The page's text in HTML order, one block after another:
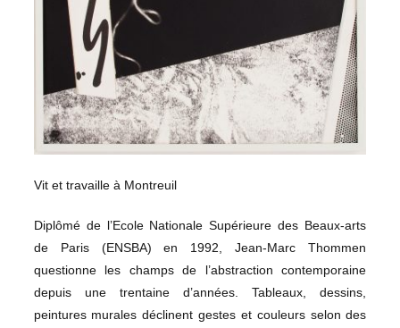
Vit et travaille à Montreuil
Diplômé de l’Ecole Nationale Supérieure des Beaux-arts
de Paris (ENSBA) en 1992, Jean-Marc Thommen
questionne les champs de l’abstraction contemporaine
depuis une trentaine d’années. Tableaux, dessins,
peintures murales déclinent gestes et couleurs selon des